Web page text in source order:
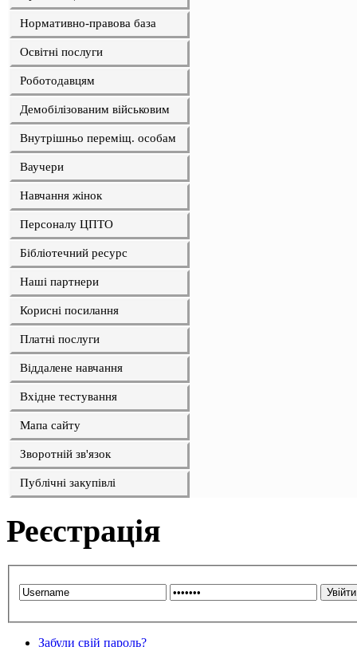
Нормативно-правова база
Освітні послуги
Роботодавцям
Демобілізованим військовим
Внутрішньо переміщ. особам
Ваучери
Навчання жінок
Персоналу ЦПТО
Бібліотечний ресурс
Наші партнери
Корисні посилання
Платні послуги
Віддалене навчання
Вхідне тестування
Мапа сайту
Зворотній зв'язок
Публічні закупівлі
Реєстрація
Забули свій пароль?